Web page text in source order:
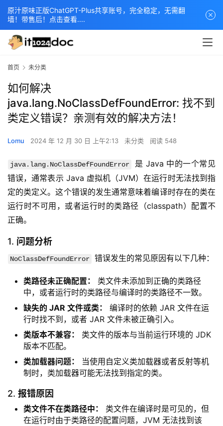
首页 未分类
如何解决
java.lang.NoClassDefFoundError: 找不到
类定义错误？亲测有效的解决方法！
Lomu 2024 年 12 月 30 日 上午2:13 未分类 阅读 548
java.lang.NoClassDefFoundError
是 Java 中的一个常见
错误，通常表示 Java 虚拟机（JVM）在运行时无法找到指
定的类定义。这个错误的发生通常意味着编译时存在的类在
运行时不可用，或者运行时的类路径（classpath）配置不
正确。
1. 问题分析
NoClassDefFoundError 错误发生的常见原因有以下几种：
类路径未正确配置：
类文件未添加到正确的类路径
中，或者运行时的类路径与编译时的类路径不一致。
缺失的 JAR 文件或类：
编译时的依赖 JAR 文件在运
行时找不到，或者 JAR 文件未被正确引入。
类版本不兼容：
类文件的版本与当前运行环境的 JDK
版本不匹配。
类加载器问题：
当使用自定义类加载器或者反射等机
制时，类加载器可能无法找到指定的类。
2. 报错原因
类文件不在类路径中：
类文件在编译时是可见的，但
在运行时由于类路径的配置问题，JVM 无法找到该
原汁原味正版ChatGPT-Plus共享账号，完全稳定，无需翻
墙！带售后！点击查看....